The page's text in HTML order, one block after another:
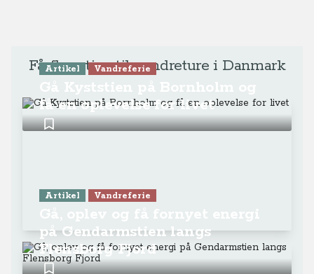
Få flere tips til vandreture i Danmark
Artikel Vandreferie
få en oplevelse for livet
Artikel Vandreferie
på Gendarmstien langs
Flensborg Fjord